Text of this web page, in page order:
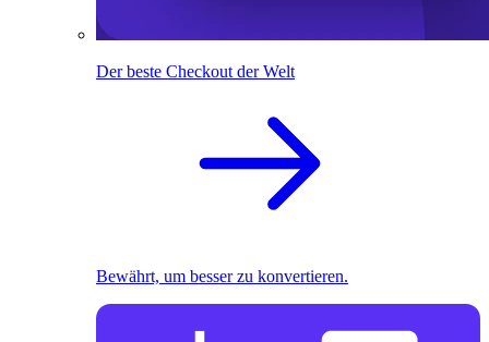
Der beste Checkout der Welt
Bewährt, um besser zu konvertieren.